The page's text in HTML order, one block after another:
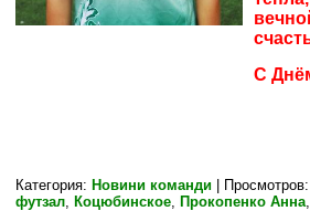
С
Категория: Новини команди | Просмотров
футзал Коцюбинское Прокопенко Анна